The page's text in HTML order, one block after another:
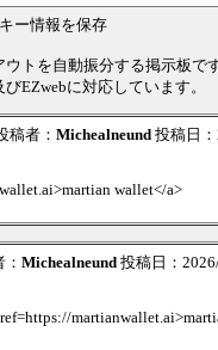
ー情報を保存
トを自動振分する掲示板で
EZwebに対応しています。
稿者： Michealneund 投稿日
wallet</a>
Michealneund 投稿日：